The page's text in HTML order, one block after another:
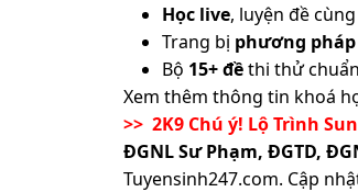
Học live, luyện đề
Trang bị phương
Bộ 15+ đềthi thử chuẩn
Xem thêm thông tin khoá
>> 2K9 Chú ý! Lộ Trình
ĐGNL Sư Phạm, ĐGTD,
Tuyensinh247.com. Cập